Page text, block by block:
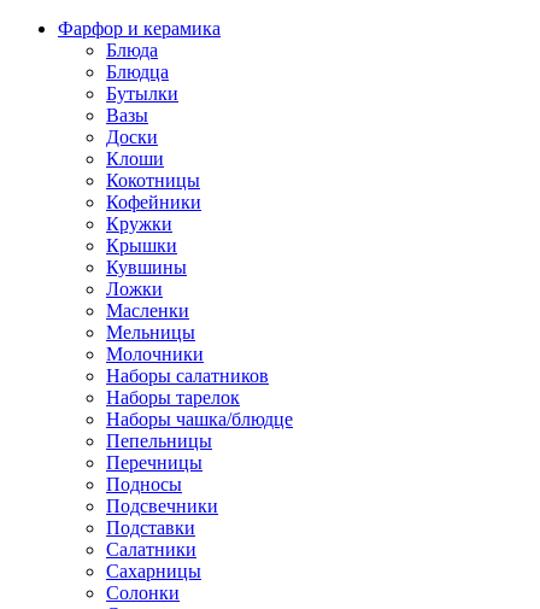
Фарфор и керамика
Блюда
Блюдца
Бутылки
Вазы
Доски
Клоши
Кокотницы
Кофейники
Кружки
Крышки
Кувшины
Ложки
Масленки
Мельницы
Молочники
Наборы салатников
Наборы тарелок
Наборы чашка/блюдце
Пепельницы
Перечницы
Подносы
Подсвечники
Подставки
Салатники
Сахарницы
Солонки